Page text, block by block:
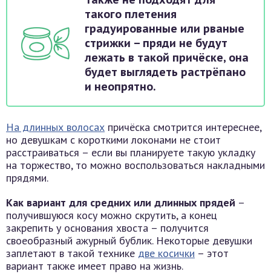
такого плетения
градуированные или рваные
стрижки – пряди не будут
лежать в такой причёске, она
будет выглядеть растрёпано
и неопрятно.
На длинных волосах причёска смотрится интереснее,
но девушкам с короткими локонами не стоит
расстраиваться – если вы планируете такую укладку
на торжество, то можно воспользоваться накладными
прядями.
Как вариант для средних или длинных прядей –
получившуюся косу можно скрутить, а конец
закрепить у основания хвоста – получится
своеобразный ажурный бублик. Некоторые девушки
заплетают в такой технике две косички – этот
вариант также имеет право на жизнь.